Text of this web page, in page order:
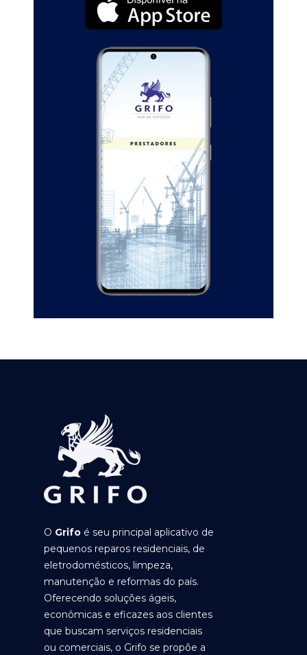
O Grifo é seu principal aplicativo de
pequenos reparos residenciais, de
eletrodomésticos, limpeza,
manutenção e reformas do país.
Oferecendo soluções ágeis,
econômicas e eficazes aos clientes
que buscam serviços residenciais
ou comerciais, o Grifo se propõe a